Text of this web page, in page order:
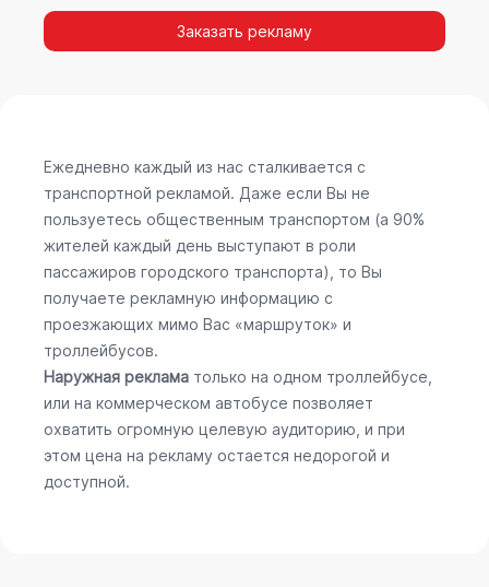
Заказать рекламу
Ежедневно каждый из нас сталкивается с
транспортной рекламой. Даже если Вы не
пользуетесь общественным транспортом (а 90%
жителей каждый день выступают в роли
пассажиров городского транспорта), то Вы
получаете рекламную информацию с
проезжающих мимо Вас «маршруток» и
троллейбусов.
Наружная реклама только на одном троллейбусе,
или на коммерческом автобусе позволяет
охватить огромную целевую аудиторию, и при
этом цена на рекламу остается недорогой и
доступной.